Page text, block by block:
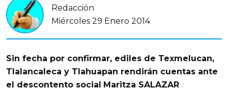
Redacción
Miércoles 29 Enero 2014
Sin fecha por confirmar, ediles de Texmelucan,
Tlalancaleca y Tlahuapan rendirán cuentas ante
el descontento social Maritza SALAZAR